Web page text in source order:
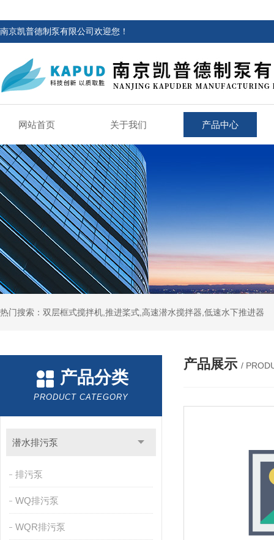
南京凯普德制泵有限公司欢迎您！
网站首页 关于我们 产品中心
热门搜索：双层框式搅拌机,推进桨式,高速潜水搅拌器,低速水下推进器
产品分类
PRODUCT CATEGORY
潜水排污泵
排污泵
WQ排污泵
WQR排污泵
产品展示 /